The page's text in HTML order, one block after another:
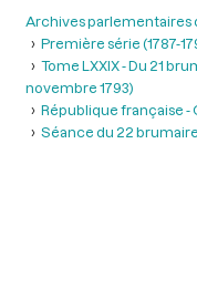
Archives parlementaires
Première série (1787-
Tome LXXIX - Du 21
novembre 1793)
République française
Séance du 22